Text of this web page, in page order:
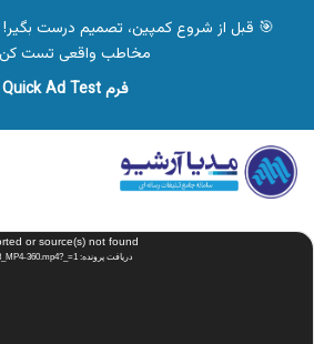
مخاطب واقعی تست
فرم Quick Ad Test
نمایشگر
ویدیو or source(s) not found
دریافت پرونده: https://cdn.mediaarshiv.ir/files/AZ021198-018_MP4-360.mp4?_=1